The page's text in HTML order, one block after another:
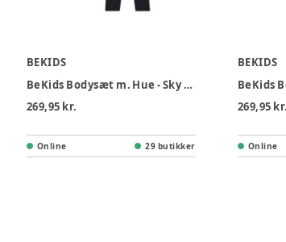
BEKIDS
BeKids Bodysæt m. Hue - Sky Captain
269,95 kr.
Online 29 butikker
BEKIDS
269,95 kr.
Online